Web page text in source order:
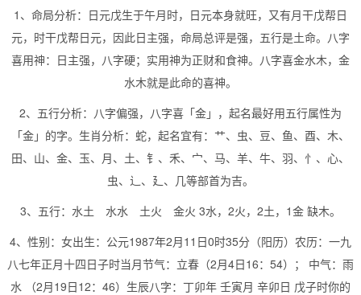
1、命局分析：日元戊生于午月时，日元本身就旺，又有月干戊帮日
元，时干戊帮日元，因此日主强，命局总评是强，五行是土命。八字
喜用神：日主强，八字硬；实用神为正财和食神。八字喜金水木，金
水木就是此命的喜神。
2、五行分析：八字偏强，八字喜「金」，起名最好用五行属性为
「金」的字。生肖分析：蛇，起名宜有：艹、虫、豆、鱼、酉、木、
田、山、金、玉、月、土、钅、禾、宀、马、羊、牛、羽、忄、心、
虫、辶、廴、几等部首为吉。
3、五行：水土 水水 土火 金火 3水，2火，2土，1金 缺木。
4、性别：女出生：公元1987年2月11日0时35分（阳历）农历：一九
八七年正月十四日子时当月节气：立春（2月4日16：54）； 中气：雨
水 （2月19日12：46）生辰八字：丁卯年 壬寅月 辛卯日 戊子时你的